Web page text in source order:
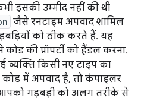
इसकी उम्मीद नहीं की थी
जैसे रनटाइम अपवाद शामिल
को ठीक करते हैं. यह
की प्रॉपर्टी को हैंडल करना.
किसी नए टाइप का
में अपवाद है, तो कंपाइलर
गड़बड़ी को अलग तरीके से